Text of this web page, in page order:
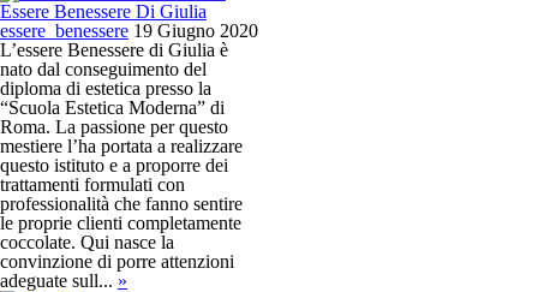
Essere Benessere Di Giulia
essere_benessere 19 Giugno 2020
L’essere Benessere di Giulia è
nato dal conseguimento del
diploma di estetica presso la
“Scuola Estetica Moderna” di
Roma. La passione per questo
mestiere l’ha portata a realizzare
questo istituto e a proporre dei
trattamenti formulati con
professionalità che fanno sentire
le proprie clienti completamente
coccolate. Qui nasce la
convinzione di porre attenzioni
adeguate sull... »